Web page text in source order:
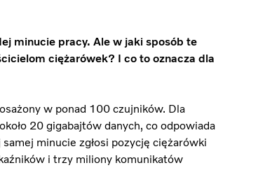
minucie pracy. Ale w jaki sposób te
ciężarówek? I co to oznacza dla
w ponad 100 czujników. Dla
20 gigabajtów danych, co odpowiada
minucie zgłosi pozycję ciężarówki
i trzy miliony komunikatów